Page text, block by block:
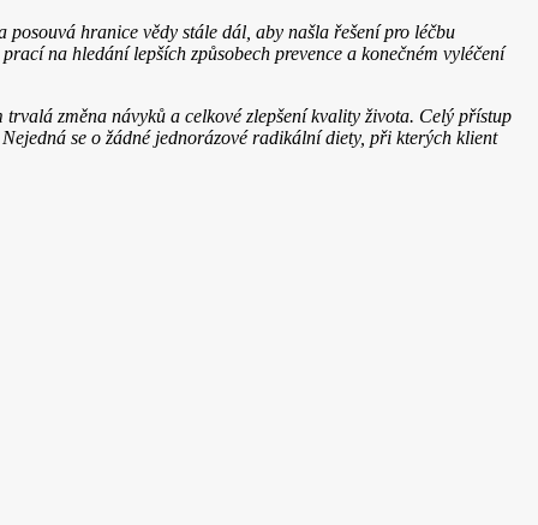
hranice vědy stále dál, aby našla řešení pro léčbu
na hledání lepších způsobech prevence a konečném vyléčení
změna návyků a celkové zlepšení kvality života. Celý přístup
se o žádné jednorázové radikální diety, při kterých klient